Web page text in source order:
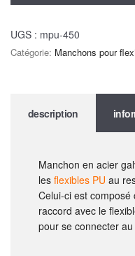
UGS : mpu-450
Catégorie: Manchons pour
description
Manchon en acier
les flexibles PU au
Celui-ci est composé
raccord avec le
pour se connecter au